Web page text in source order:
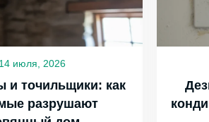
14 июля, 2026
и точильщики: как
разрушают